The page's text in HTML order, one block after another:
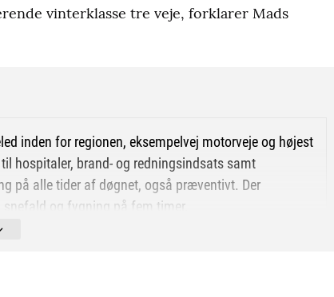
vinterklasse tre veje, forklarer Mads
inden for regionen, eksempelvej motorveje og højest
hospitaler, brand- og redningsindsats samt
på alle tider af døgnet, også præventivt. Der
og fygning på fem timer.
en maksimumtid ved glatføre på fire timer,